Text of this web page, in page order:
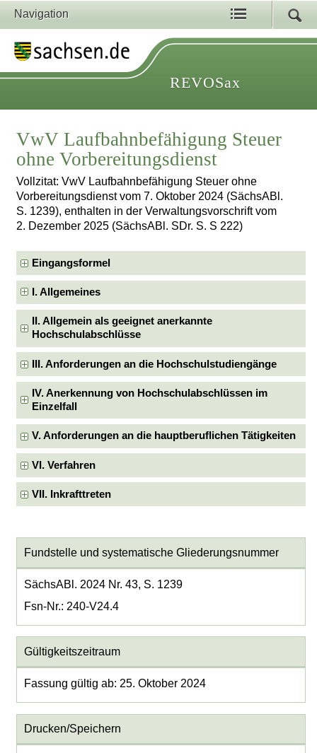
Navigation
REVOSax
VwV Laufbahnbefähigung Steuer
ohne Vorbereitungsdienst
Vollzitat: VwV Laufbahnbefähigung Steuer ohne
Vorbereitungsdienst vom 7. Oktober 2024 (SächsABl.
S. 1239), enthalten in der Verwaltungsvorschrift vom
2. Dezember 2025 (SächsABl. SDr. S. S 222)
Eingangsformel
I. Allgemeines
II. Allgemein als geeignet anerkannte
Hochschulabschlüsse
III. Anforderungen an die Hochschulstudiengänge
IV. Anerkennung von Hochschulabschlüssen im
Einzelfall
V. Anforderungen an die hauptberuflichen Tätigkeiten
VI. Verfahren
VII. Inkrafttreten
Fundstelle und systematische Gliederungsnummer
SächsABl. 2024 Nr. 43, S. 1239
Fsn-Nr.: 240-V24.4
Gültigkeitszeitraum
Fassung gültig ab: 25. Oktober 2024
Drucken/Speichern